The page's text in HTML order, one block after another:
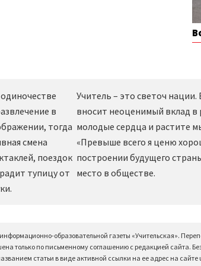
в
тогда
смена
поездок
тупицу от
Учитель – это светоч
вносит неоценимый вклад в
молодые сердца и растите
«Превыше всего я ценю
построении будущего
место в обществе.
образовательной газеты «Учительская».
только по письменному соглашению с редакцией сайта.
статьи в виде активной ссылки на ее адрес на